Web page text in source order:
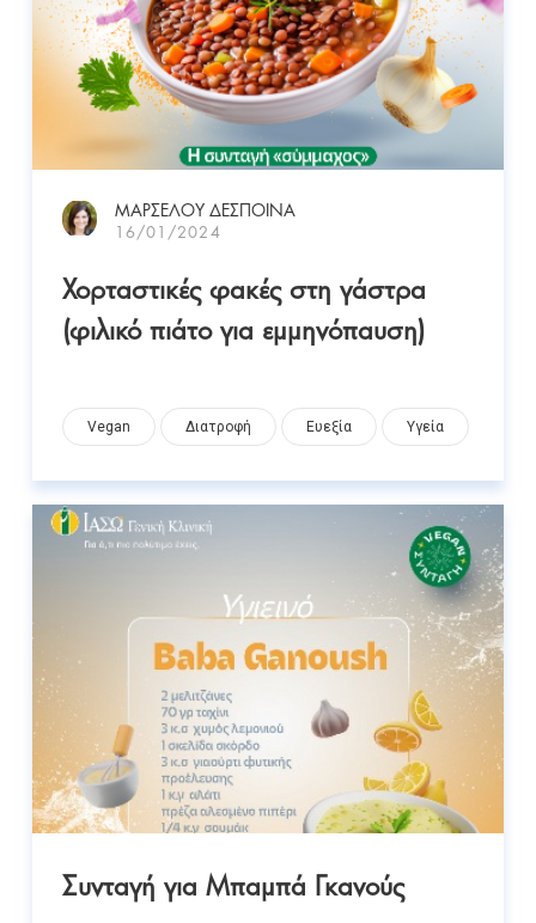
ΜΑΡΣΕΛΟΥ ΔΕΣΠΟΙΝΑ
16/01/2024
Χορταστικές φακές στη γάστρα
(φιλικό πιάτο για εμμηνόπαυση)
Vegan Διατροφή Ευεξία Υγεία
Συνταγή για Μπαμπά Γκανούς